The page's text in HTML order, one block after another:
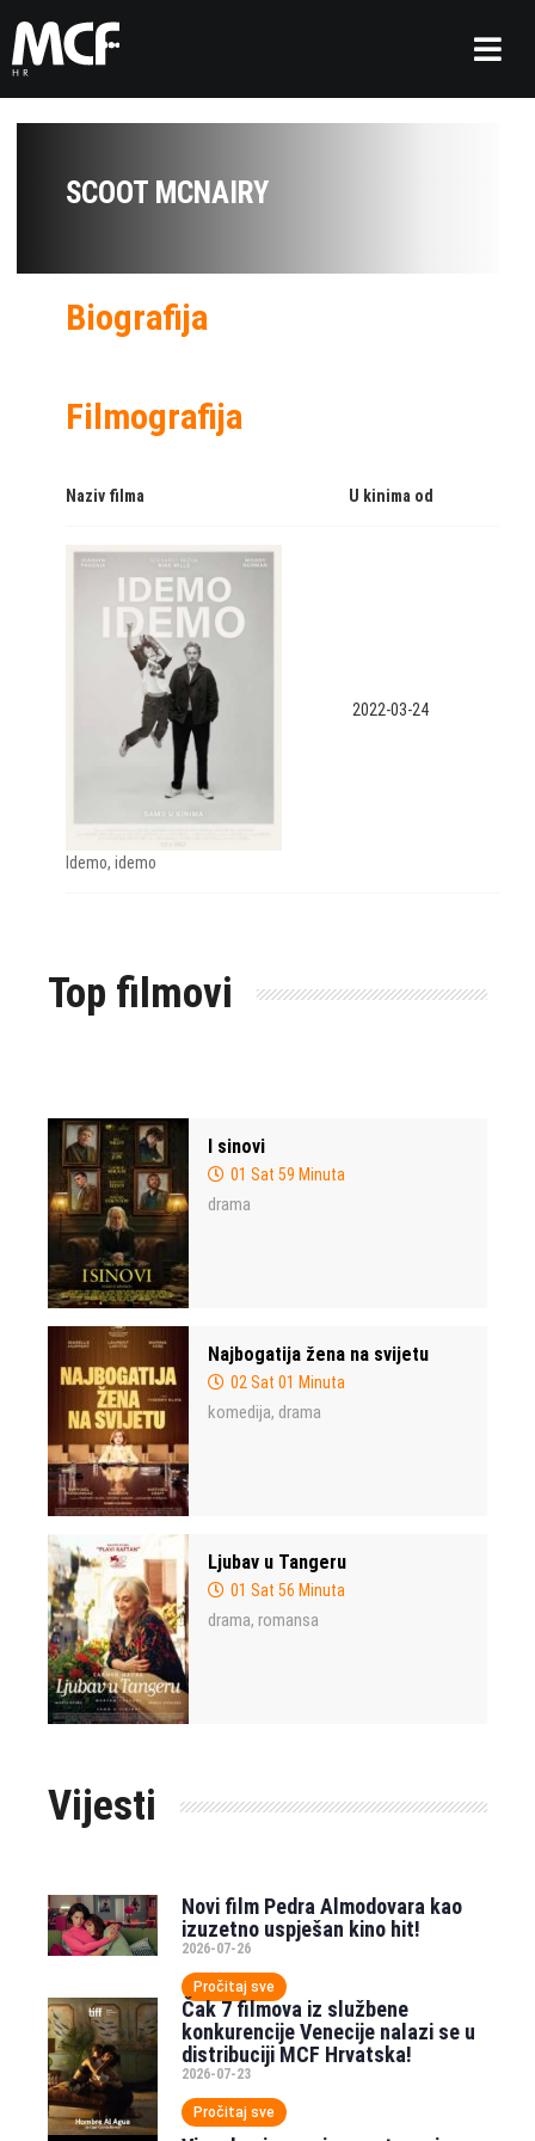
SCOOT MCNAIRY
Biografija
Filmografija
Naziv filma U kinima od
Idemo, idemo
2022-03-24
Top filmovi
I sinovi
01 Sat 59 Minuta
drama
Najbogatija žena na svijetu
02 Sat 01 Minuta
komedija, drama
Ljubav u Tangeru
01 Sat 56 Minuta
drama, romansa
Vijesti
Novi film Pedra Almodovara kao
izuzetno uspješan kino hit!
2026-07-26
Pročitaj sve
Čak 7 filmova iz službene
konkurencije Venecije nalazi se u
distribuciji MCF Hrvatska!
2026-07-23
Pročitaj sve